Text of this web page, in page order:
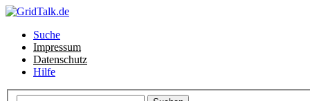
Suche
Impressum
Datenschutz
Hilfe